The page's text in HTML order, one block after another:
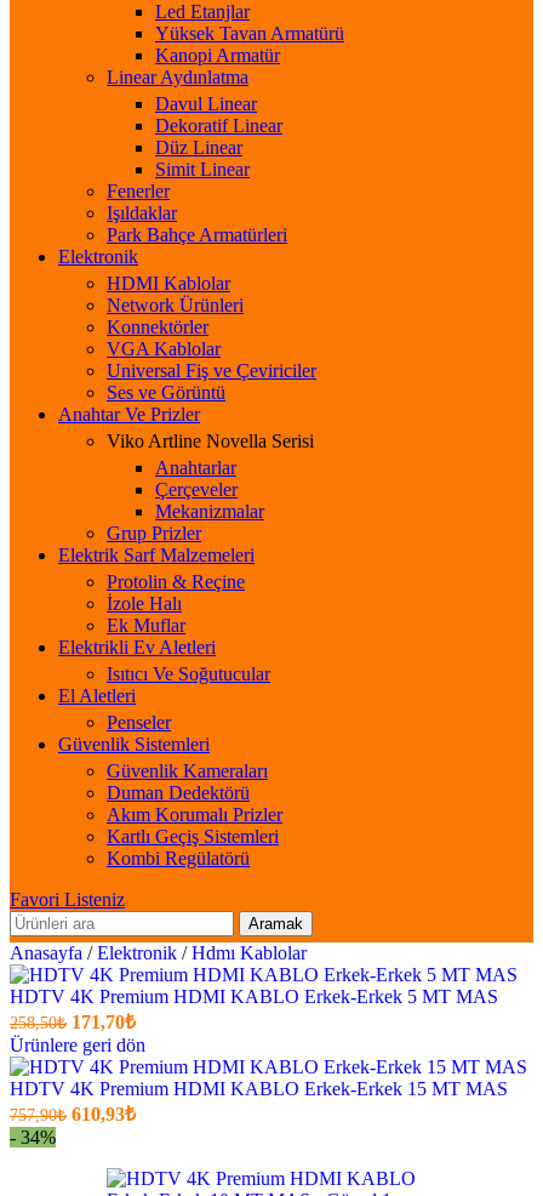
Led Etanjlar
Yüksek Tavan Armatürü
Kanopi Armatür
Linear Aydınlatma
Davul Linear
Dekoratif Linear
Düz Linear
Simit Linear
Fenerler
Işıldaklar
Park Bahçe Armatürleri
Elektronik
HDMI Kablolar
Network Ürünleri
Konnektörler
VGA Kablolar
Universal Fiş ve Çeviriciler
Ses ve Görüntü
Anahtar Ve Prizler
Viko Artline Novella Serisi
Anahtarlar
Çerçeveler
Mekanizmalar
Grup Prizler
Elektrik Sarf Malzemeleri
Protolin & Reçine
İzole Halı
Ek Muflar
Elektrikli Ev Aletleri
Isıtıcı Ve Soğutucular
El Aletleri
Penseler
Güvenlik Sistemleri
Güvenlik Kameraları
Duman Dedektörü
Akım Korumalı Prizler
Kartlı Geçiş Sistemleri
Kombi Regülatörü
Favori Listeniz
Aramak
Anasayfa / Elektronik / Hdmı Kablolar
HDTV 4K Premium HDMI KABLO Erkek-Erkek 5 MT MAS
258,50₺ Orijinal
fiyatı:
258,50₺.
171,70₺Şu
anki
fiyat:
171,70₺
.
Ürünlere geri dön
HDTV 4K Premium HDMI KABLO Erkek-Erkek 15 MT MAS
757,90₺ Orijinal
610,93₺Şu
610,93₺
- 34%